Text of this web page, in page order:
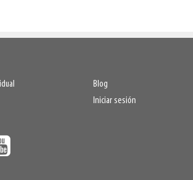
Blog
Iniciar sesión